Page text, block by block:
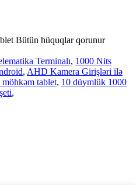
Bütün hüquqlar qorunur
Terminalı, 1000 Nits
, AHD Kamera Girişləri ilə
möhkəm tablet, 10 düymlük 1000
,